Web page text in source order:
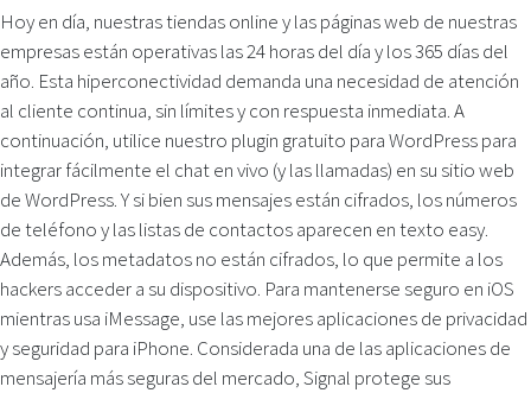
Hoy en día, nuestras tiendas online y las páginas web de nuestras
empresas están operativas las 24 horas del día y los 365 días del
año. Esta hiperconectividad demanda una necesidad de atención
al cliente continua, sin límites y con respuesta inmediata. A
continuación, utilice nuestro plugin gratuito para WordPress para
integrar fácilmente el chat en vivo (y las llamadas) en su sitio web
de WordPress. Y si bien sus mensajes están cifrados, los números
de teléfono y las listas de contactos aparecen en texto easy.
Además, los metadatos no están cifrados, lo que permite a los
hackers acceder a su dispositivo. Para mantenerse seguro en iOS
mientras usa iMessage, use las mejores aplicaciones de privacidad
y seguridad para iPhone. Considerada una de las aplicaciones de
mensajería más seguras del mercado, Signal protege sus